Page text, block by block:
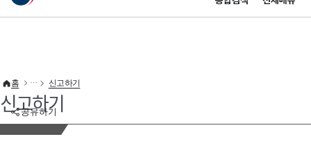
이 누리집은 대한민국 공식 전자정부 누리집입니다.
공유하기
홈 신고하기
신고하기